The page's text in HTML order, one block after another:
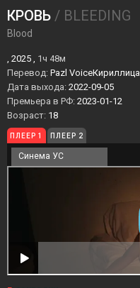
КРОВЬ / BLEEDING
Blood
, 2025 , 1ч 48м
Перевод: Pazl VoiceКириллица
Дата выхода: 2022-09-05
Премьера в РФ: 2023-01-12
Возраст: 18
ПЛЕЕР 1 ПЛЕЕР 2
Синема УС